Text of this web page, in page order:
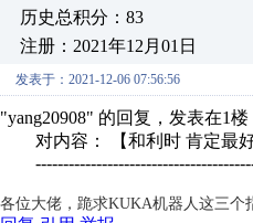
历史总积分：83
注册：2021年12月01日
发表于：2021-12-06 07:56:56
"yang20908" 的回复，发表在1楼
对内容： 【和利时 肯定最好
各位大佬，跪求KUKA机器人这三个